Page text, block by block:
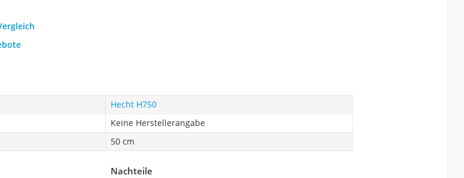
Hecht H750
Keine Herstellerangabe
50 cm
Nachteile